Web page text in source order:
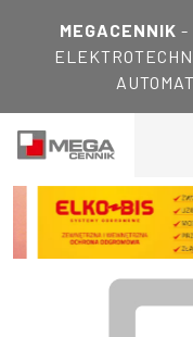
MEGACENNIK -